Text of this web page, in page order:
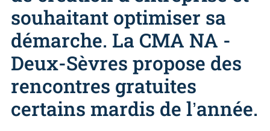
souhaitant optimiser sa
démarche. La CMA NA -
Deux-Sèvres propose des
rencontres gratuites
certains mardis de l’année.